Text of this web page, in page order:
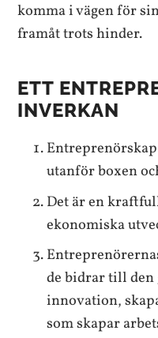
komma i vägen för
framåt trots hinder.
ETT
INVERKAN
utanför boxen
Det är en
ekonomiska
de bidrar till
innovation,
som skapar